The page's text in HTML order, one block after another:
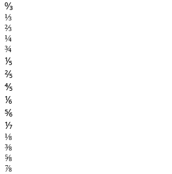
↉
⅓
⅔
¼
¾
⅕
⅖
⅘
⅙
⅚
⅐
⅛
⅜
⅝
⅞